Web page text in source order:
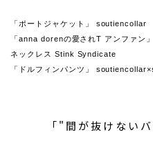
「ポートジャケット」 soutiencollar
「anna dorenの愛されT アンファン
ネックレス Stink Syndicate
「ドルフィンパンツ」
「"間が抜けない